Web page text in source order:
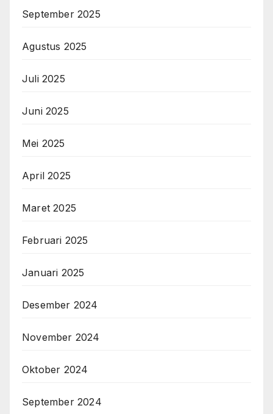
September 2025
Agustus 2025
Juli 2025
Juni 2025
Mei 2025
April 2025
Maret 2025
Februari 2025
Januari 2025
Desember 2024
November 2024
Oktober 2024
September 2024